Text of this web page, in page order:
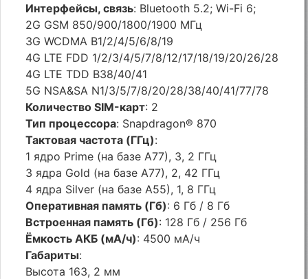
Интерфейсы, связь: Bluetooth 5.2; Wi-Fi 6;
2G GSM 850/900/1800/1900 МГц
3G WCDMA B1/2/4/5/6/8/19
4G LTE FDD 1/2/3/4/5/7/8/12/17/18/19/20/26/28
4G LTE TDD B38/40/41
5G NSA&SA N1/3/5/7/8/20/28/38/40/41/77/78
Количество SIM-карт: 2
Тип процессора: Snapdragon®️ 870
Тактовая частота (ГГц):
1 ядро Prime (на базе A77), 3, 2 ГГц
3 ядра Gold (на базе A77), 2, 42 ГГц
4 ядра Silver (на базе A55), 1, 8 ГГц
Оперативная память (Гб): 6 Гб / 8 Гб
Встроенная память (Гб): 128 Гб / 256 Гб
Ёмкость АКБ (мА/ч): 4500 мА/ч
Габариты:
Высота 163, 2 мм